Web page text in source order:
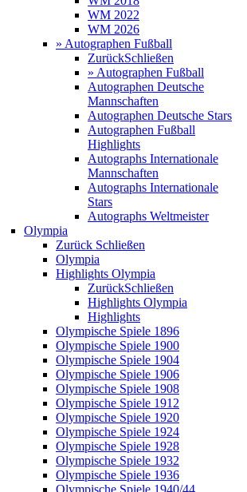
WM 2022
WM 2026
» Autographen Fußball
ZurückSchließen
» Autographen Fußball
Autographen Deutsche
Mannschaften
Autographen Deutsche Stars
Autographen Fußball
Highlights
Autographs Internationale
Mannschaften
Autographs Internationale
Stars
Autographs Weltmeister
Olympia
Zurück Schließen
Olympia
Highlights Olympia
ZurückSchließen
Highlights Olympia
Highlights
Olympische Spiele 1896
Olympische Spiele 1900
Olympische Spiele 1904
Olympische Spiele 1906
Olympische Spiele 1908
Olympische Spiele 1912
Olympische Spiele 1920
Olympische Spiele 1924
Olympische Spiele 1928
Olympische Spiele 1932
Olympische Spiele 1936
Olympische Spiele 1940/44